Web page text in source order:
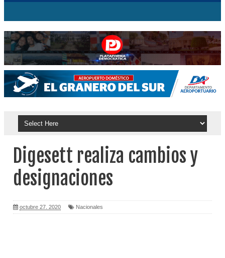
Digesett realiza cambios y
designaciones
octubre 27, 2020 Nacionales